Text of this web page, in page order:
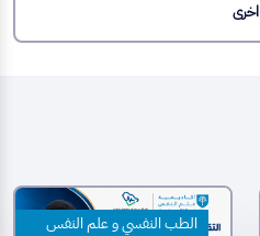
اخرى
الطب النفسي و علم النفس